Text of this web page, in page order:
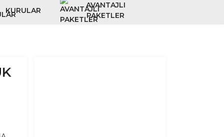
KURULAR
AVANTAJLI
PAKETLER